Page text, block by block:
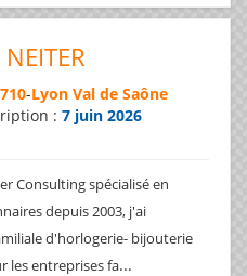
-Lyon Val de Saône
: 7 juin 2026
Consulting spécialisé en
depuis 2003, j'ai
d'horlogerie- bijouterie
les entreprises fa...